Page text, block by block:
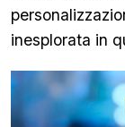
inesplorata in